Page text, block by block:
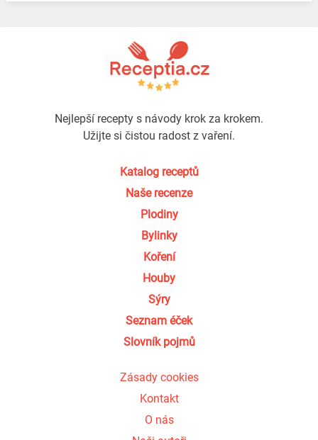
Nejlepší recepty s návody krok za krokem.
Užijte si čistou radost z vaření.
Katalog receptů
Naše recenze
Plodiny
Bylinky
Koření
Houby
Sýry
Seznam éček
Slovník pojmů
Zásady cookies
Kontakt
O nás